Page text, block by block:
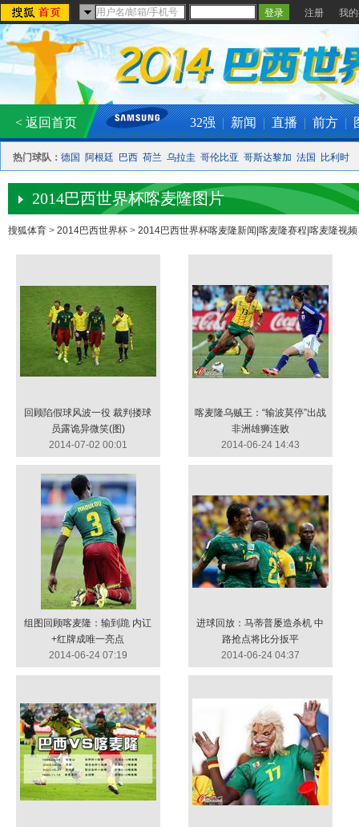
注册 我
< 返回首页 32强 | 新闻 | 直播 | 前方 |
热门球队： 德国 阿根廷 巴西 荷兰 乌拉圭 哥伦比亚 哥斯达黎加 法国 比利时
2014巴西世界杯喀麦隆图片
搜狐体育 > 2014巴西世界杯 > 2014巴西世界杯喀麦隆新闻|喀麦隆赛程|喀麦隆视频
回顾陷假球风波一役 裁判搂球
员露诡异微笑(图)
2014-07-02 00:01
喀麦隆乌贼王：“输波莫停”出战
非洲雄狮连败
2014-06-24 14:43
组图回顾喀麦隆：输到跪 内讧
+红牌成唯一亮点
2014-06-24 07:19
进球回放：马蒂普屡造杀机 中
路抢点将比分扳平
2014-06-24 04:37